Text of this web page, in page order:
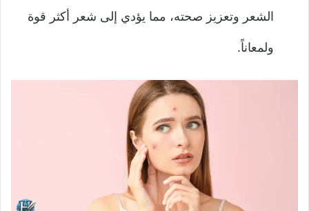
الشعر وتعزيز صحته، مما يؤدي إلى شعر أكثر قوة
ولمعاناً.